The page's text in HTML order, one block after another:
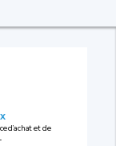
d’achat et de